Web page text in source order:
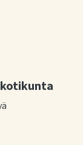
kotikunta